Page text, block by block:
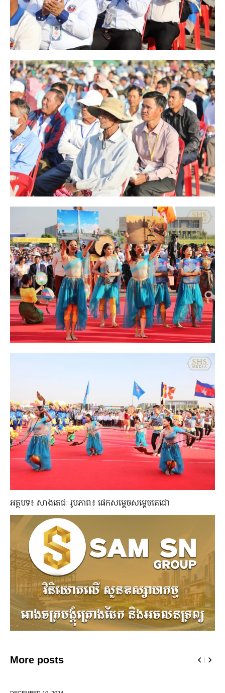
អត្ថបទ៖ សាងតេជៈ រូបភាព៖ ផេកសម្តេចសម្តេចតេជោ
More posts